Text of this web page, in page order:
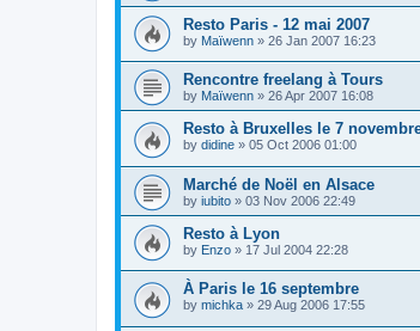
Resto Paris - 12 mai 2007
by Maïwenn » 26 Jan 2007 16:23
Rencontre freelang à Tours
by Maïwenn » 26 Apr 2007 16:08
Resto à Bruxelles le 7
by didine » 05 Oct 2006 01:00
Marché de Noël en Alsace
by iubito » 03 Nov 2006 22:49
Resto à Lyon
by Enzo » 17 Jul 2004 22:28
À Paris le 16 septembre
by michka » 29 Aug 2006 17:55